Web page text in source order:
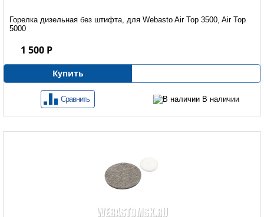
Горелка дизельная без штифта, для Webasto Air Top 3500, Air Top
5000
1 500 Р
Купить
Сравнить В наличии